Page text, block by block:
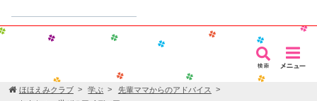
ほほえみクラブ 学ぶ
先輩ママからのアドバイス